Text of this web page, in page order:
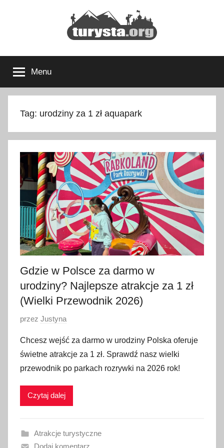
Turysta.org
podróżniczy
i
portal
turystyczny
Menu
Tag: urodziny za 1 zł aquapark
Gdzie w Polsce za darmo w
urodziny? Najlepsze atrakcje za 1 zł
(Wielki Przewodnik 2026)
O
u
b
l
i
a
przez Justyna
Chcesz wejść za darmo w urodziny Polska oferuje
świetne atrakcje za 1 zł. Sprawdź nasz wielki
przewodnik po parkach rozrywki na 2026 rok!
Czytaj dalej
Atrakcje turystyczne
Dodaj komentarz